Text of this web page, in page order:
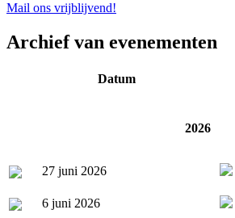
Mail ons vrijblijvend!
Archief van evenementen
Datum
2026
27 juni 2026
6 juni 2026